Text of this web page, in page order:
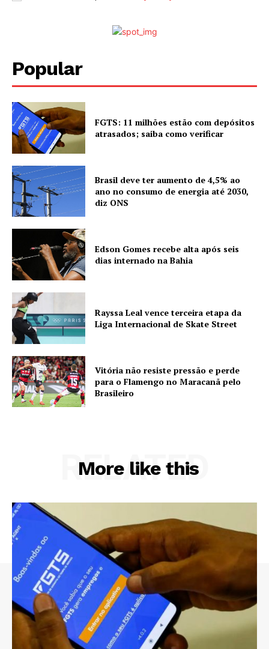
Popular
FGTS: 11 milhões estão com depósitos
atrasados; saiba como verificar
Brasil deve ter aumento de 4,5% ao
ano no consumo de energia até 2030,
diz ONS
Edson Gomes recebe alta após seis
dias internado na Bahia
Rayssa Leal vence terceira etapa da
Liga Internacional de Skate Street
Vitória não resiste pressão e perde
para o Flamengo no Maracanã pelo
Brasileiro
More like this
RELATED